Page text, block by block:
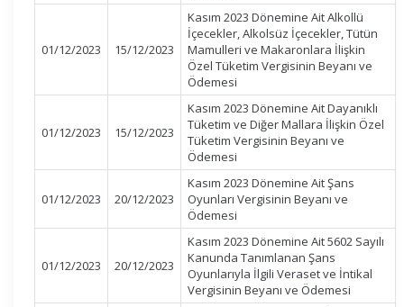
01/12/2023 15/12/2023
Kasım 2023 Dönemine Ait Alkollü
İçecekler, Alkolsüz İçecekler, Tütün
Mamulleri ve Makaronlara İlişkin
Özel Tüketim Vergisinin Beyanı ve
Ödemesi
01/12/2023 15/12/2023
Kasım 2023 Dönemine Ait Dayanıklı
Tüketim ve Diğer Mallara İlişkin Özel
Tüketim Vergisinin Beyanı ve
Ödemesi
01/12/2023 20/12/2023
Kasım 2023 Dönemine Ait Şans
Oyunları Vergisinin Beyanı ve
Ödemesi
01/12/2023 20/12/2023
Kasım 2023 Dönemine Ait 5602 Sayılı
Kanunda Tanımlanan Şans
Oyunlarıyla İlgili Veraset ve İntikal
Vergisinin Beyanı ve Ödemesi